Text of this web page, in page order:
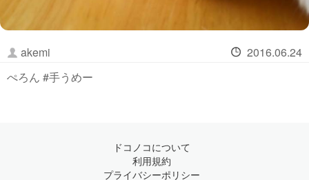
akemi
2016.06.24
ぺろん #手うめー
ドコノコについて
利用規約
プライバシーポリシー